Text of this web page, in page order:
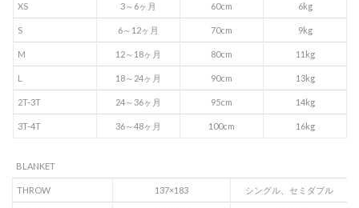
XS 3～6ヶ月 60cm 6kg
S 6～12ヶ月 70cm 9kg
M 12～18ヶ月 80cm 11kg
L 18～24ヶ月 90cm 13kg
2T-3T 24～36ヶ月 95cm 14kg
3T-4T 36～48ヶ月 100cm 16kg
BLANKET
THROW 137×183 シングル、セミダブル